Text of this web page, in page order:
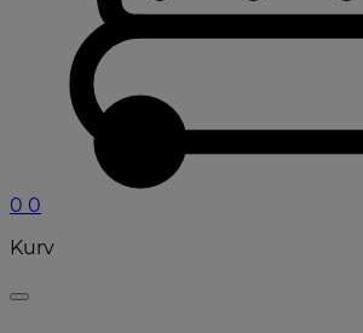
0 0
Kurv